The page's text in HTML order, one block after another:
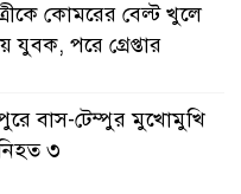
কোমরের বেল্ট খুলে
যুবক, পরে গ্রেপ্তার
বাস-টেম্পুর মুখোমুখি
৩